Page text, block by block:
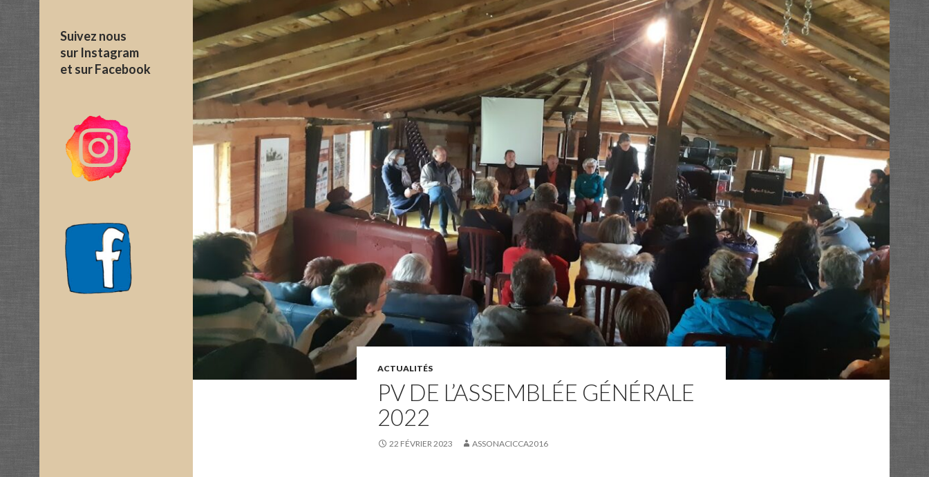
ACTUALITÉS
PV DE L’ASSEMBLÉE GÉNÉRALE
2022
22 FÉVRIER 2023 ASSONACICCA2016
Suivez nous
sur Instagram
et sur Facebook